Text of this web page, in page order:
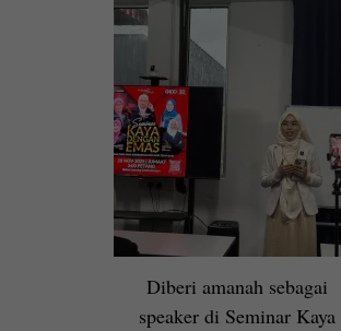
Diberi amanah sebagai
speaker di Seminar Kaya